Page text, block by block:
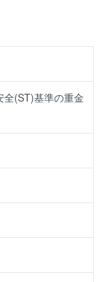
(ST)基準の重金